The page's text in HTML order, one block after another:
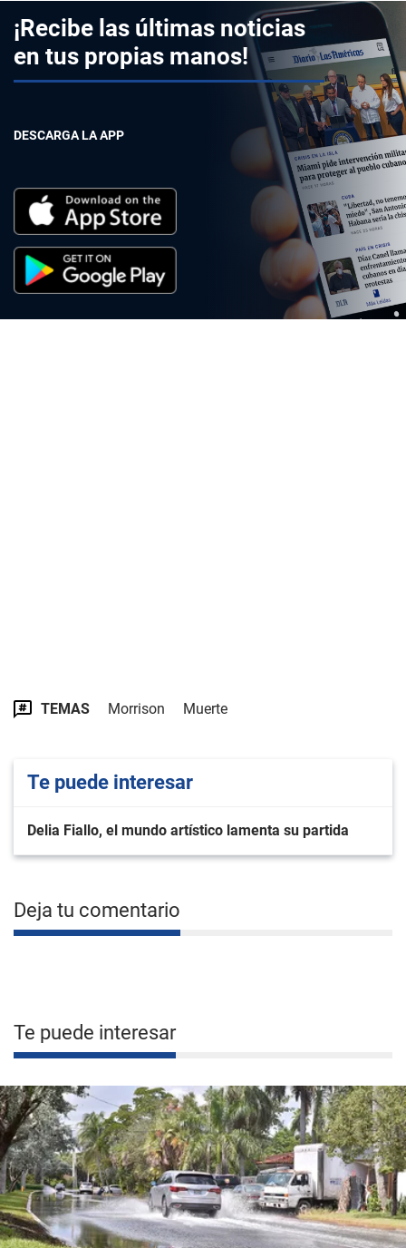
¡Recibe las últimas noticias
en tus propias manos!
DESCARGA LA APP
TEMAS Morrison Muerte
Te puede interesar
Delia Fiallo, el mundo artístico lamenta su partida
Deja tu comentario
Te puede interesar